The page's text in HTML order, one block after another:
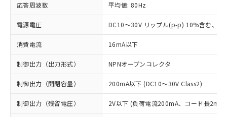
応答周波数 平均値: 80Hz
電源電圧 DC10～30V リップル(p-p) 10%含む、
消費電流 16mA以下
制御出力（出力形式） NPNオープンコレクタ
制御出力（開閉容量） 200mA以下 (DC10～30V Class2)
制御出力（残留電圧） 2V以下 (負荷電流200mA、コード長2m時